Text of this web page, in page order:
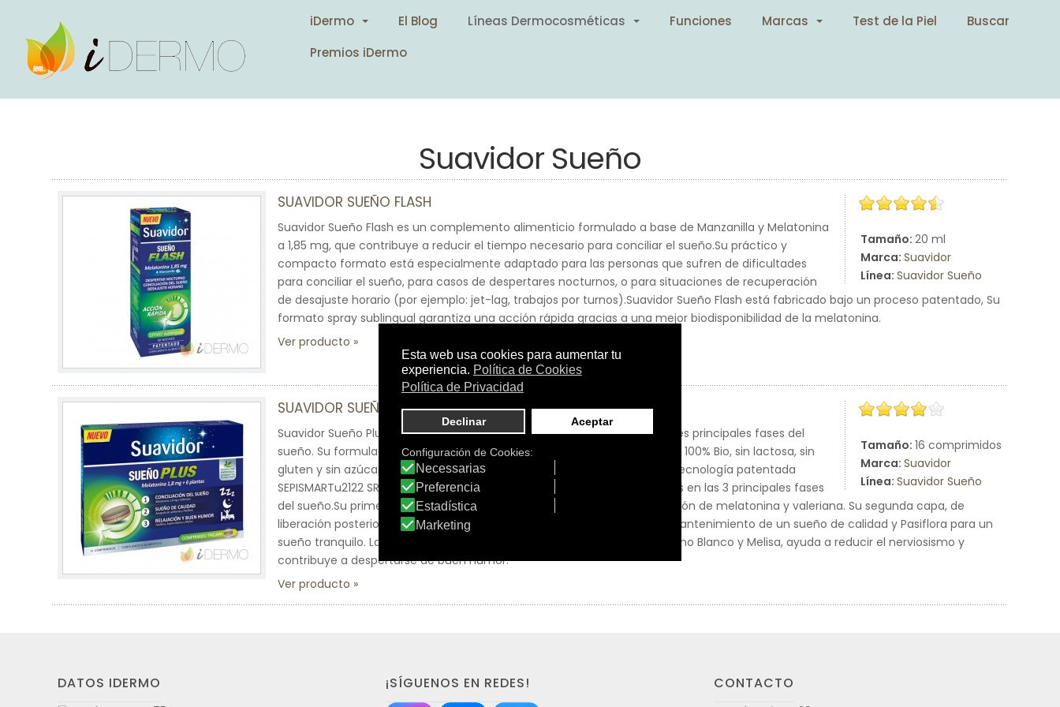
iDermo El Blog Líneas Dermocosméticas Funciones Marcas Test de la Piel
Buscar
Premios iDermo
Suavidor Sueño
Tamaño: 20 ml
Marca: Suavidor
Línea: Suavidor Sueño
SUAVIDOR SUEÑO FLASH
Suavidor Sueño Flash es un complemento alimenticio formulado a base de Manzanilla y Melatonina
a 1,85 mg, que contribuye a reducir el tiempo necesario para conciliar el sueño.Su práctico y
compacto formato está especialmente adaptado para las personas que sufren de dificultades
para conciliar el sueño, para casos de despertares nocturnos, o para situaciones de recuperación
de desajuste horario (por ejemplo: jet-lag, trabajos por turnos).Suavidor Sueño Flash está fabricado bajo un proceso patentado, Su
formato spray sublingual garantiza una acción rápida gracias a una mejor biodisponibilidad de la melatonina.
Ver producto
Tamaño: 16 comprimidos
Marca: Suavidor
Línea: Suavidor Sueño
SUAVIDOR SUEÑO PLUS
Suavidor Sueño Plus es el primer comprimido tricapa que actúa en las tres principales fases del
sueño. Su formulación única está compuesta por Melatonina + 6 plantas 100% Bio, sin lactosa, sin
gluten y sin azúcares añadidos.Su innovador comprimido TRICAPA, con Tecnología patentada
SEPISMARTu2122 SR, permite una liberación prolongada de los ingredientes en las 3 principales fases
del sueño.Su primera capa ayuda a conciliar el sueño gracias a la liberación de melatonina y valeriana. Su segunda capa, de
liberación posterior, contiene Amapola de California que contribuye al mantenimiento de un sueño de calidad y Pasiflora para un
sueño tranquilo. La tercera capa, la última en liberarse, con Pasiflora, Espino Blanco y Melisa, ayuda a reducir el nerviosismo y
contribuye a despertarse de buen humor.
Ver producto
DATOS IDERMO ¡SÍGUENOS EN REDES! CONTACTO